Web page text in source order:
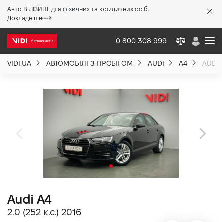
Авто В ЛІЗИНГ для фізичних та юридичних осіб.
Докладніше
0 800 308 999
VIDI.UA АВТОМОБІЛІ З ПРОБІГОМ AUDI A4 AUDI
Audi A4
2.0 (252 к.с.) 2016
Новини
Політика якості
Вакансії